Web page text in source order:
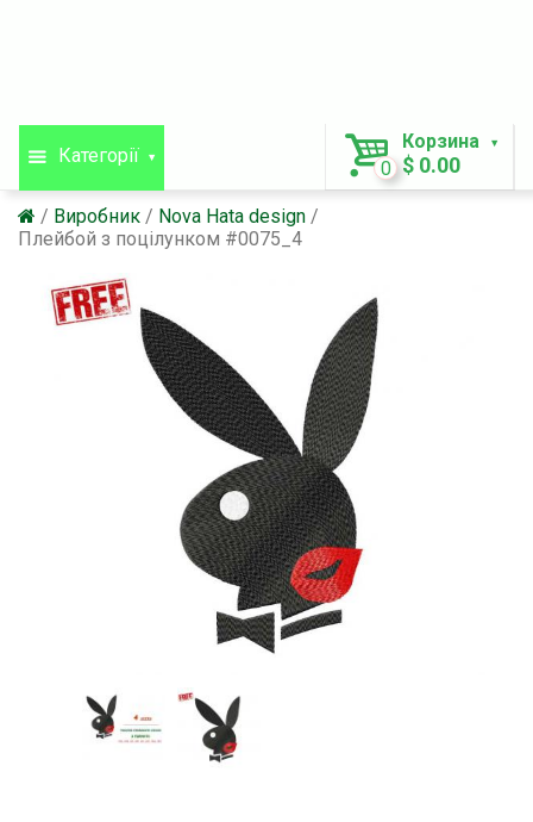
Категорії
Корзина
0 $ 0.00
Виробник
Nova Hata design
Плейбой з поцілунком #0075_4